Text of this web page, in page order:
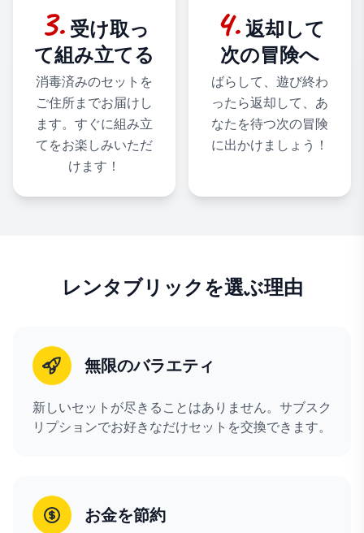
3. 受け取っ
て組み立てる
消毒済みのセットを
ご住所までお届けし
ます。すぐに組み立
てをお楽しみいただ
けます！
4. 返却して
次の冒険へ
ばらして、遊び終わ
ったら返却して、あ
なたを待つ次の冒険
に出かけましょう！
レンタブリックを選ぶ理由
無限のバラエティ
新しいセットが尽きることはありません。サブスク
リプションでお好きなだけセットを交換できます。
お金を節約